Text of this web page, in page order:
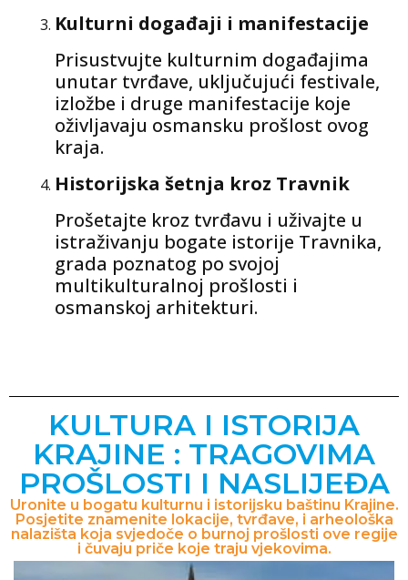
Kulturni događaji i manifestacije
Prisustvujte kulturnim događajima
unutar tvrđave, uključujući festivale,
izložbe i druge manifestacije koje
oživljavaju osmansku prošlost ovog
kraja.
Historijska šetnja kroz Travnik
Prošetajte kroz tvrđavu i uživajte u
istraživanju bogate istorije Travnika,
grada poznatog po svojoj
multikulturalnoj prošlosti i
osmanskoj arhitekturi.
KULTURA I ISTORIJA
KRAJINE : TRAGOVIMA
PROŠLOSTI I NASLIJEĐA
Uronite u bogatu kulturnu i istorijsku baštinu Krajine.
Posjetite znamenite lokacije, tvrđave, i arheološka
nalazišta koja svjedoče o burnoj prošlosti ove regije
i čuvaju priče koje traju vjekovima.